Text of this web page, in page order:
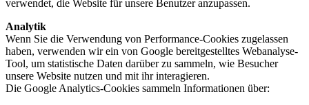
verwendet, die Website für unsere Benutzer anzupassen.
Analytik
Wenn Sie die Verwendung von Performance-Cookies zugelassen
haben, verwenden wir ein von Google bereitgestelltes Webanalyse-
Tool, um statistische Daten darüber zu sammeln, wie Besucher
unsere Website nutzen und mit ihr interagieren.
Die Google Analytics-Cookies sammeln Informationen über: